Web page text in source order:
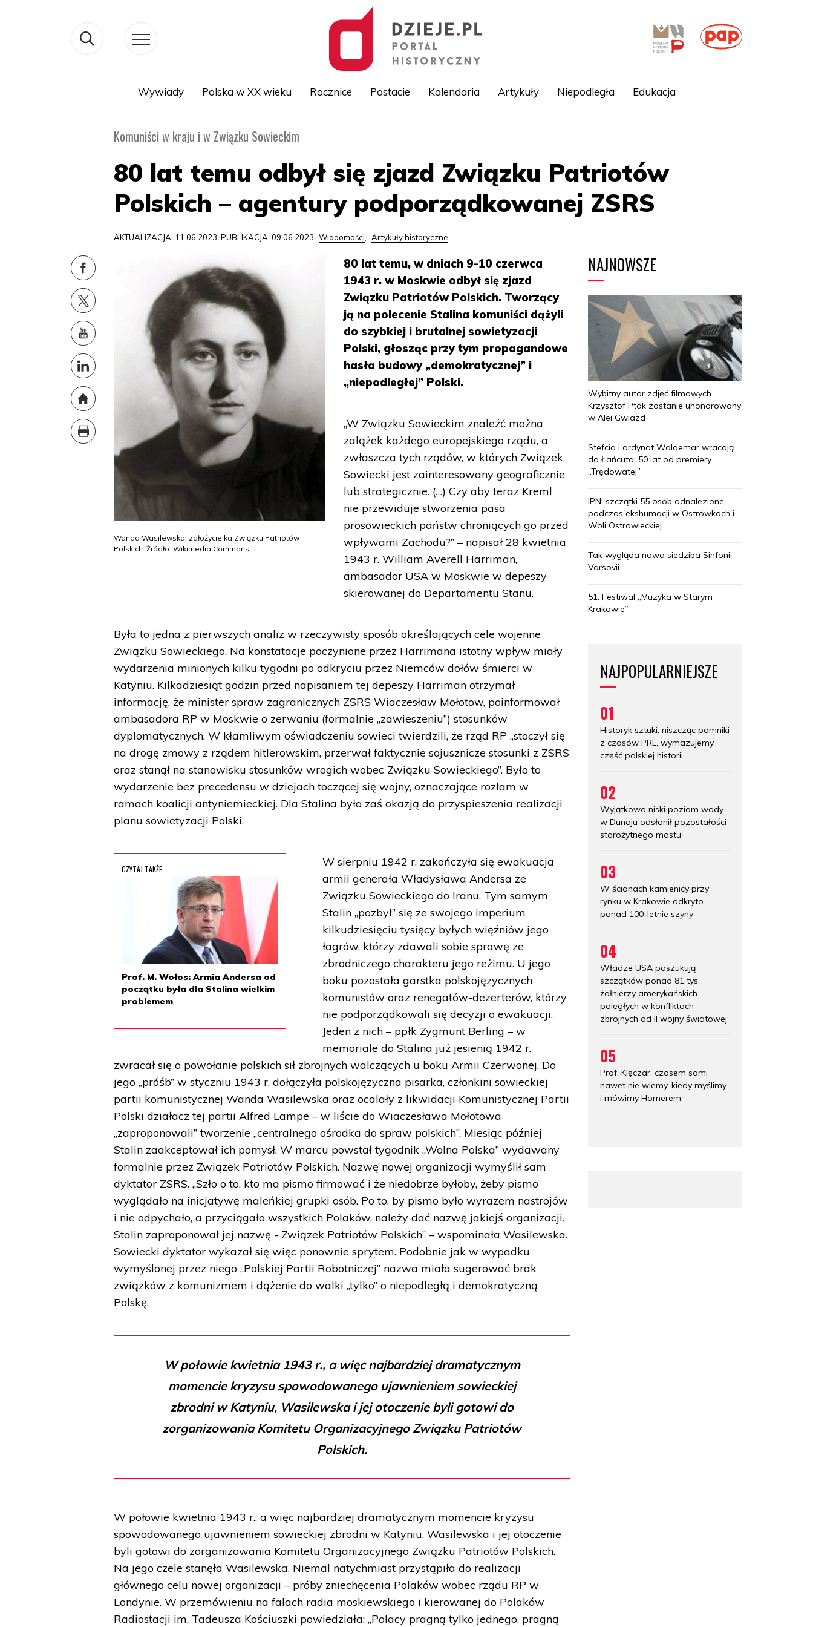
Wywiady Polska w XX wieku Rocznice Postacie Kalendaria Artykuły Niepodległa Edukacja
Komuniści w kraju i w Związku Sowieckim
80 lat temu odbył się zjazd Związku Patriotów
Polskich – agentury podporządkowanej ZSRS
AKTUALIZACJA: 11.06.2023, PUBLIKACJA: 09.06.2023 Wiadomości, Artykuły historyczne
Wanda Wasilewska, założycielka Związku Patriotów
Polskich. Źródło: Wikimedia Commons
80 lat temu, w dniach 9-10 czerwca
1943 r. w Moskwie odbył się zjazd
Związku Patriotów Polskich. Tworzący
ją na polecenie Stalina komuniści dążyli
do szybkiej i brutalnej sowietyzacji
Polski, głosząc przy tym propagandowe
hasła budowy „demokratycznej” i
„niepodległej” Polski.
„W Związku Sowieckim znaleźć można
zalążek każdego europejskiego rządu, a
zwłaszcza tych rządów, w których Związek
Sowiecki jest zainteresowany geograficznie
lub strategicznie. (…) Czy aby teraz Kreml
nie przewiduje stworzenia pasa
prosowieckich państw chroniących go przed
wpływami Zachodu?” – napisał 28 kwietnia
1943 r. William Averell Harriman,
ambasador USA w Moskwie w depeszy
skierowanej do Departamentu Stanu.
Była to jedna z pierwszych analiz w rzeczywisty sposób określających cele wojenne
Związku Sowieckiego. Na konstatacje poczynione przez Harrimana istotny wpływ miały
wydarzenia minionych kilku tygodni po odkryciu przez Niemców dołów śmierci w
Katyniu. Kilkadziesiąt godzin przed napisaniem tej depeszy Harriman otrzymał
informację, że minister spraw zagranicznych ZSRS Wiaczesław Mołotow, poinformował
ambasadora RP w Moskwie o zerwaniu (formalnie „zawieszeniu”) stosunków
dyplomatycznych. W kłamliwym oświadczeniu sowieci twierdzili, że rząd RP „stoczył się
na drogę zmowy z rządem hitlerowskim, przerwał faktycznie sojusznicze stosunki z ZSRS
oraz stanął na stanowisku stosunków wrogich wobec Związku Sowieckiego”. Było to
wydarzenie bez precedensu w dziejach toczącej się wojny, oznaczające rozłam w
ramach koalicji antyniemieckiej. Dla Stalina było zaś okazją do przyspieszenia realizacji
planu sowietyzacji Polski.
CZYTAJ TAKŻE
Prof. M. Wołos: Armia Andersa od
początku była dla Stalina wielkim
problemem
W sierpniu 1942 r. zakończyła się ewakuacja
armii generała Władysława Andersa ze
Związku Sowieckiego do Iranu. Tym samym
Stalin „pozbył” się ze swojego imperium
kilkudziesięciu tysięcy byłych więźniów jego
łagrów, którzy zdawali sobie sprawę ze
zbrodniczego charakteru jego reżimu. U jego
boku pozostała garstka polskojęzycznych
komunistów oraz renegatów-dezerterów, którzy
nie podporządkowali się decyzji o ewakuacji.
Jeden z nich – ppłk Zygmunt Berling – w
memoriale do Stalina już jesienią 1942 r.
zwracał się o powołanie polskich sił zbrojnych walczących u boku Armii Czerwonej. Do
jego „próśb” w styczniu 1943 r. dołączyła polskojęzyczna pisarka, członkini sowieckiej
partii komunistycznej Wanda Wasilewska oraz ocalały z likwidacji Komunistycznej Partii
Polski działacz tej partii Alfred Lampe – w liście do Wiaczesława Mołotowa
„zaproponowali” tworzenie „centralnego ośrodka do spraw polskich”. Miesiąc później
Stalin zaakceptował ich pomysł. W marcu powstał tygodnik „Wolna Polska” wydawany
formalnie przez Związek Patriotów Polskich. Nazwę nowej organizacji wymyślił sam
dyktator ZSRS. „Szło o to, kto ma pismo firmować i że niedobrze byłoby, żeby pismo
wyglądało na inicjatywę maleńkiej grupki osób. Po to, by pismo było wyrazem nastrojów
i nie odpychało, a przyciągało wszystkich Polaków, należy dać nazwę jakiejś organizacji.
Stalin zaproponował jej nazwę - Związek Patriotów Polskich” – wspominała Wasilewska.
Sowiecki dyktator wykazał się więc ponownie sprytem. Podobnie jak w wypadku
wymyślonej przez niego „Polskiej Partii Robotniczej” nazwa miała sugerować brak
związków z komunizmem i dążenie do walki „tylko” o niepodległą i demokratyczną
Polskę.
W połowie kwietnia 1943 r., a więc najbardziej dramatycznym
momencie kryzysu spowodowanego ujawnieniem sowieckiej
zbrodni w Katyniu, Wasilewska i jej otoczenie byli gotowi do
zorganizowania Komitetu Organizacyjnego Związku Patriotów
Polskich.
W połowie kwietnia 1943 r., a więc najbardziej dramatycznym momencie kryzysu
spowodowanego ujawnieniem sowieckiej zbrodni w Katyniu, Wasilewska i jej otoczenie
byli gotowi do zorganizowania Komitetu Organizacyjnego Związku Patriotów Polskich.
Na jego czele stanęła Wasilewska. Niemal natychmiast przystąpiła do realizacji
głównego celu nowej organizacji – próby zniechęcenia Polaków wobec rządu RP w
Londynie. W przemówieniu na falach radia moskiewskiego i kierowanej do Polaków
Radiostacji im. Tadeusza Kościuszki powiedziała: „Polacy pragną tylko jednego, pragną
NAJNOWSZE
Wybitny autor zdjęć filmowych
Krzysztof Ptak zostanie uhonorowany
w Alei Gwiazd
Stefcia i ordynat Waldemar wracają
do Łańcuta; 50 lat od premiery
„Trędowatej”
IPN: szczątki 55 osób odnalezione
podczas ekshumacji w Ostrówkach i
Woli Ostrowieckiej
Tak wygląda nowa siedziba Sinfonii
Varsovii
51. Festiwal „Muzyka w Starym
Krakowie”
NAJPOPULARNIEJSZE
01
Historyk sztuki: niszcząc pomniki
z czasów PRL, wymazujemy
część polskiej historii
02
Wyjątkowo niski poziom wody
w Dunaju odsłonił pozostałości
starożytnego mostu
03
W ścianach kamienicy przy
rynku w Krakowie odkryto
ponad 100-letnie szyny
04
Władze USA poszukują
szczątków ponad 81 tys.
żołnierzy amerykańskich
poległych w konfliktach
zbrojnych od II wojny światowej
05
Prof. Klęczar: czasem sami
nawet nie wiemy, kiedy myślimy
i mówimy Homerem